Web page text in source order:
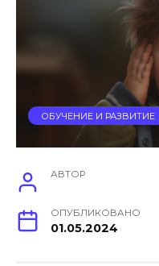
ОБУЧЕНИЕ И РАЗВИТИЕ
АВТОР
ОПУБЛИКОВАНО
01.05.2024